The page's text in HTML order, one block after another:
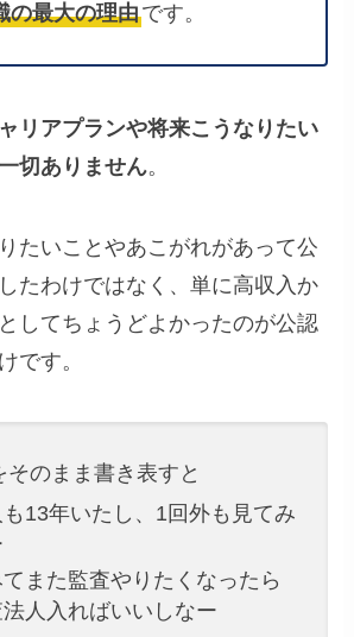
の最大の理由です。
リアプランや将来こうなりたい
切ありません。
たいことやあこがれがあって公
たわけではなく、単に高収入か
してちょうどよかったのが公認
です。
そのまま書き表すと
13年いたし、1回外も見てみ
また監査やりたくなったら
法人入ればいいしなー